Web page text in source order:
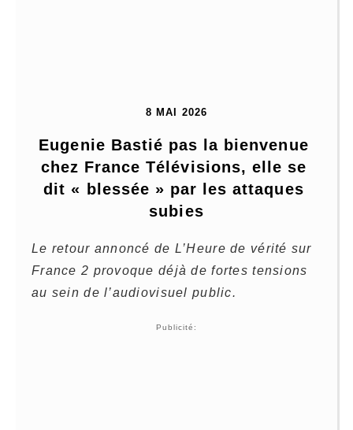
8 MAI 2026
Eugenie Bastié pas la bienvenue
chez France Télévisions, elle se
dit « blessée » par les attaques
subies
Le retour annoncé de L’Heure de vérité sur
France 2 provoque déjà de fortes tensions
au sein de l’audiovisuel public.
Publicité: